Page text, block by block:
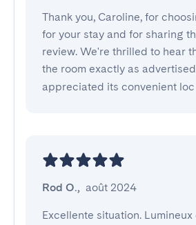
Thank you, Caroline, for
for your stay and for sharing
review. We're thrilled to hear
the room exactly as
appreciated its convenient loc
Rod O., août 2024
Excellente situation. Lumineux